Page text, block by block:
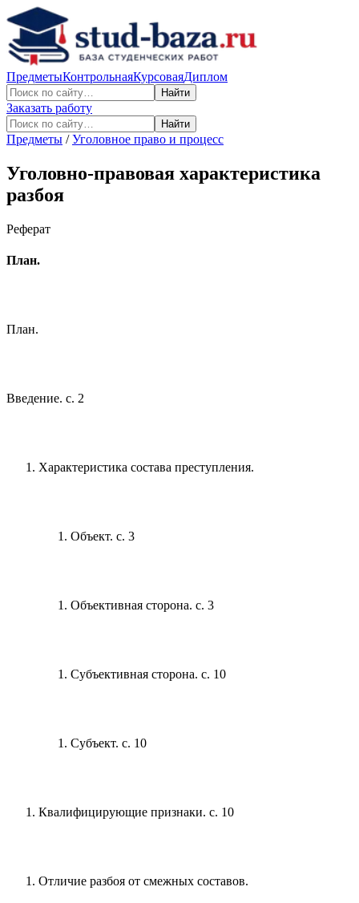
ПредметыКонтрольнаяКурсоваяДиплом
Найти
Заказать работу
Найти
Предметы /Уголовное право и процесс
Уголовно-правовая характеристика
разбоя
Реферат
План.
План.
Введение. с. 2
Характеристика состава преступления.
Объект. с. 3
Объективная сторона. с. 3
Субъективная сторона. с. 10
Субъект. с. 10
Квалифицирующие признаки. с. 10
Отличие разбоя от смежных составов.